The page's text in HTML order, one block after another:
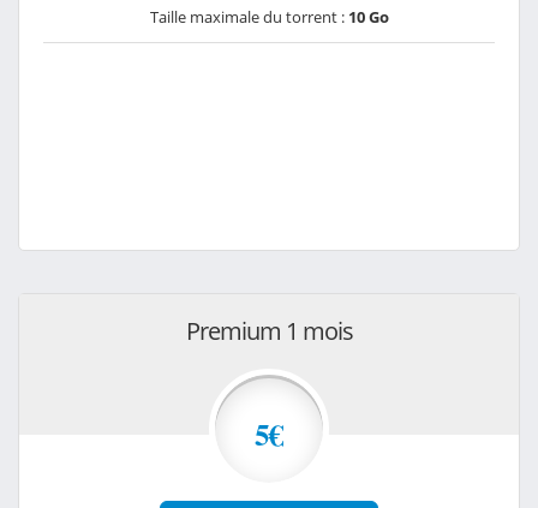
Taille maximale du torrent : 10 Go
Premium 1 mois
5€